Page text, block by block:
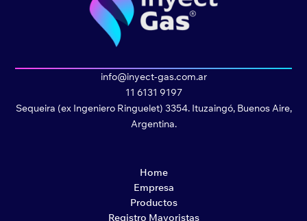
info@inyect-gas.com.ar
11 6131 9197
Sequeira (ex Ingeniero Ringuelet) 3354. Ituzaingó, Buenos Aire,
Argentina.
Home
Empresa
Productos
Registro Mayoristas